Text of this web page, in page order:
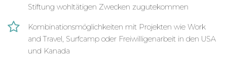
Stiftung wohltätigen Zwecken zugutekommen
Kombinationsmöglichkeiten mit Projekten wie Work
and Travel, Surfcamp oder Freiwilligenarbeit in den USA
und Kanada